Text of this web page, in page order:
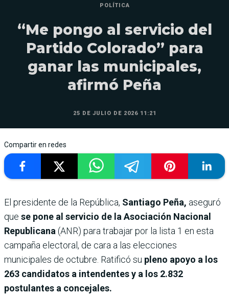
POLÍTICA
“Me pongo al servicio del
Partido Colorado” para
ganar las municipales,
afirmó Peña
25 DE JULIO DE 2026 11:21
Compartir en redes
El presidente de la República, Santiago Peña, aseguró
que se pone al servicio de la Asociación Nacional
Republicana(ANR) para trabajar por la lista 1 en esta
campaña electoral, de cara a las elecciones
municipales de octubre. Ratificó su pleno apoyo a los
263 candidatos a intendentes y a los 2.832
postulantes a concejales.